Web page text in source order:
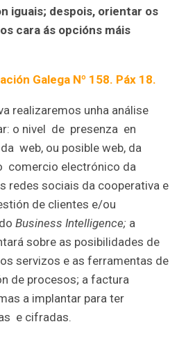
iguais; despois, orientar os
cara ás opcións máis
Galega Nº 158. Páx 18.
realizaremos unha análise
o nivel de presenza en
web, ou posible web, da
comercio electrónico da
redes sociais da cooperativa e
de clientes e/ou
Business Intelligence; a
sobre as posibilidades de
servizos e as ferramentas de
de procesos; a factura
a implantar para ter
e cifradas.